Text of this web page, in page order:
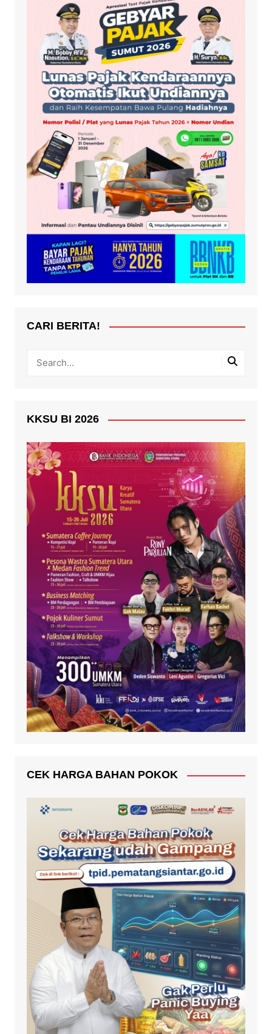
CARI BERITA!
KKSU BI 2026
CEK HARGA BAHAN POKOK